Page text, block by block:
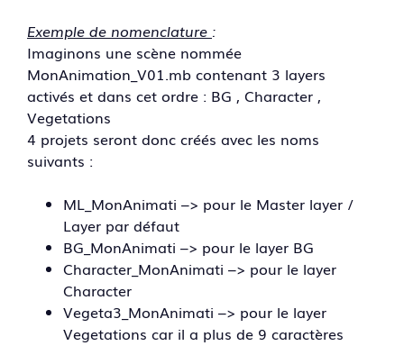
Exemple de nomenclature :
Imaginons une scène nommée
MonAnimation_V01.mb contenant 3 layers
activés et dans cet ordre : BG , Character ,
Vegetations
4 projets seront donc créés avec les noms
suivants :
ML_MonAnimati –> pour le Master layer /
Layer par défaut
BG_MonAnimati –> pour le layer BG
Character_MonAnimati –> pour le layer
Character
Vegeta3_MonAnimati –> pour le layer
Vegetations car il a plus de 9 caractères